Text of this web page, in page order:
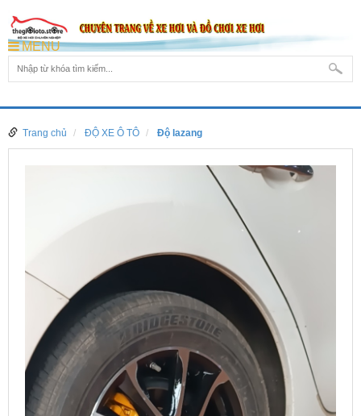
MENU
Trang chủ ĐỘ XE Ô TÔ Độ lazang